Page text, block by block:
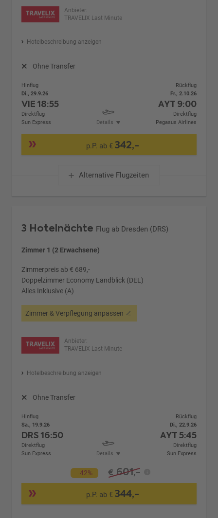
Anbieter:
TRAVELIX Last Minute
Hotelbeschreibung anzeigen
Ohne Transfer
Hinflug
Di., 29.9.26
VIE18:55
Direktflug
Sun Express
Details
Rückflug
Fr., 2.10.26
AYT 9:00
Direktflug
Pegasus Airlines
p.P. ab € 342,-
Alternative Flugzeiten
3 Hotelnächte Flug ab Dresden (DRS)
Zimmer 1 (2 Erwachsene)
Zimmerpreis ab € 689,-
Doppelzimmer Economy Landblick (DEL)
Alles Inklusive (A)
Zimmer & Verpflegung anpassen
Anbieter:
TRAVELIX Last Minute
Hotelbeschreibung anzeigen
Ohne Transfer
Hinflug
Sa., 19.9.26
DRS16:50
Direktflug
Sun Express
Details
Rückflug
Di., 22.9.26
AYT5:45
Direktflug
Sun Express
-42% € 601,-
p.P. ab € 344,-